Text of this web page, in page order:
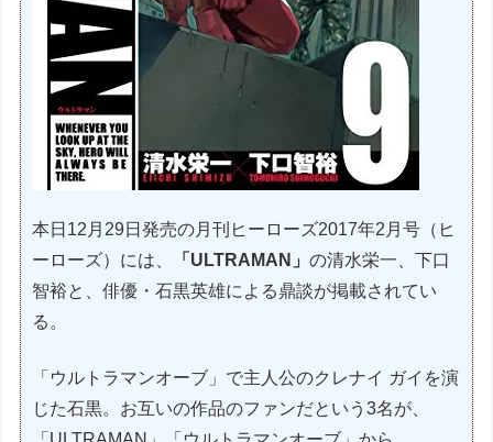
本日12月29日発売の月刊ヒーローズ2017年2月号（ヒ
ーローズ）には、
「ULTRAMAN」の清水栄一、下口
智裕と、俳優・石黒英雄による鼎談が掲載されてい
る。
「ウルトラマンオーブ」で主人公のクレナイ ガイを演
じた石黒。お互いの作品のファンだという3名が、